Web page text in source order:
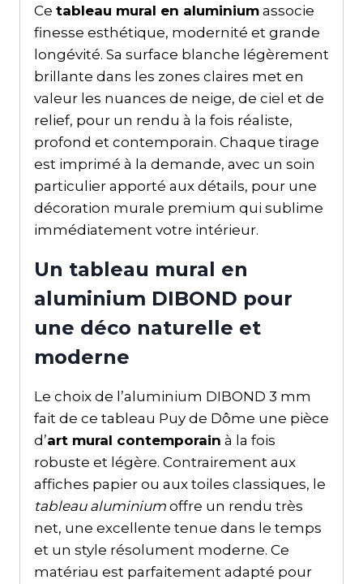
Ce tableau mural en aluminium associe
finesse esthétique, modernité et grande
longévité. Sa surface blanche légèrement
brillante dans les zones claires met en
valeur les nuances de neige, de ciel et de
relief, pour un rendu à la fois réaliste,
profond et contemporain. Chaque tirage
est imprimé à la demande, avec un soin
particulier apporté aux détails, pour une
décoration murale premium qui sublime
immédiatement votre intérieur.
Un tableau mural en
aluminium DIBOND pour
une déco naturelle et
moderne
Le choix de l’aluminium DIBOND 3 mm
fait de ce tableau Puy de Dôme une pièce
d’art mural contemporain à la fois
robuste et légère. Contrairement aux
affiches papier ou aux toiles classiques, le
tableau aluminium offre un rendu très
net, une excellente tenue dans le temps
et un style résolument moderne. Ce
matériau est parfaitement adapté pour